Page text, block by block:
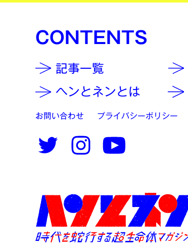
CONTENTS
記事一覧
ヘンとネンとは
お問い合わせ プライバシーポリシー